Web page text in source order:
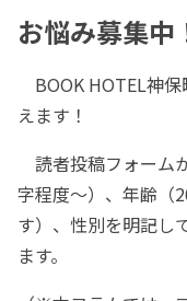
お悩み募集中
BOOK HOTEL神
えます！
読者投稿フォーム
字程度～）、年齢（
す）、性別を明記し
ます。